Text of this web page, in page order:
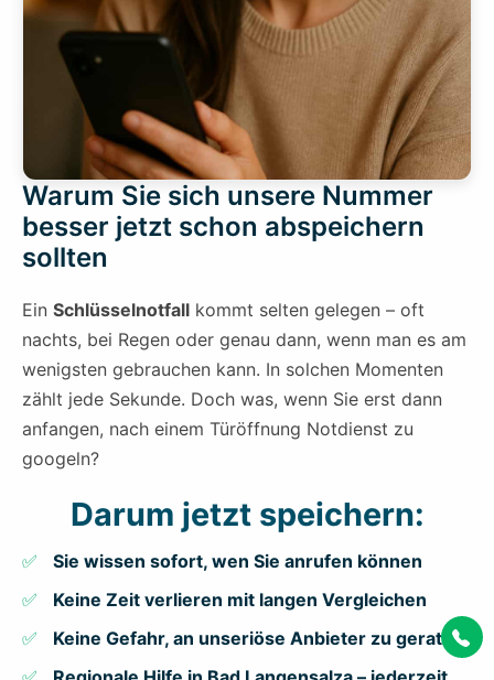
Warum Sie sich unsere Nummer
besser jetzt schon abspeichern
sollten
Ein Schlüsselnotfall kommt selten gelegen – oft
nachts, bei Regen oder genau dann, wenn man es am
wenigsten gebrauchen kann. In solchen Momenten
zählt jede Sekunde. Doch was, wenn Sie erst dann
anfangen, nach einem Türöffnung Notdienst zu
googeln?
Darum jetzt speichern:
Sie wissen sofort, wen Sie anrufen können
Keine Zeit verlieren mit langen Vergleichen
Keine Gefahr, an unseriöse Anbieter zu geraten